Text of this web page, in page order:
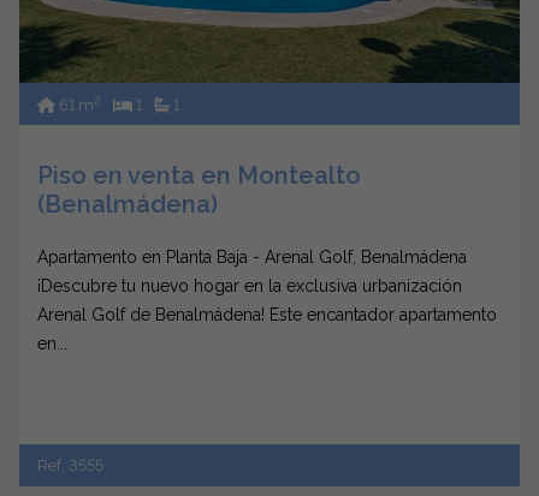
61 m2 1 1
Piso en venta en Montealto
(Benalmádena)
Apartamento en Planta Baja - Arenal Golf, Benalmádena
¡Descubre tu nuevo hogar en la exclusiva urbanización
Arenal Golf de Benalmádena! Este encantador apartamento
en...
Ref. 3555